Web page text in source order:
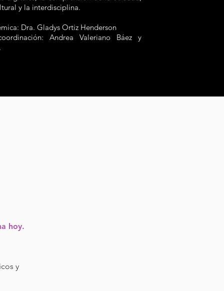
y la interdisciplina.
Dra. Gladys Ortiz Henderson
Andrea Valeriano Báez y
hoy.
y